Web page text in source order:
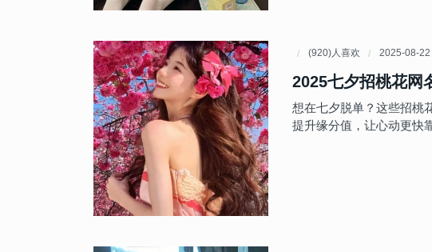
(920)人喜欢 2025-08-22
2025七夕招桃花网
想在七夕脱单？这些招桃
提升缘分值，让心动更快